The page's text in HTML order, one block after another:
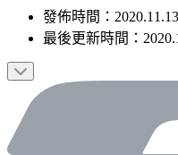
發佈時間：
最後更新時間：